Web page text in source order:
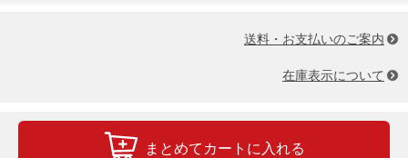
送料・お支払いのご案内
在庫表示について
まとめてカートに入れる